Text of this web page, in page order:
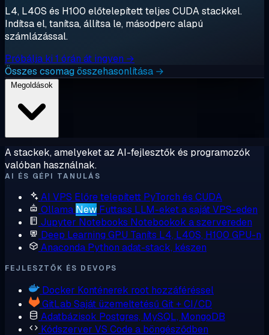
L4, L40S és H100 előtelepített teljes CUDA stackkel.
Indítsa el, tanítsa, állítsa le, másodperc alapú
számlázással.
Próbálja ki 1 órán át ingyen →
Összes csomag összehasonlítása →
A stackek, amelyeket az AI-fejlesztők és programozók
valóban használnak.
AI ÉS GÉPI TANULÁS
AI VPS Előre telepített PyTorch és CUDA
Ollama New Futtass LLM-eket a saját VPS-eden
Jupyter Notebooks Notebookok a szervereden
Deep Learning GPU Taníts L4, L40S, H100 GPU-n
Anaconda Python adat-stack, készen
FEJLESZTŐK ÉS DEVOPS
Docker Konténerek root hozzáféréssel
GitLab Saját üzemeltetésű Git + CI/CD
Adatbázisok Postgres, MySQL, MongoDB
Kódszerver VS Code a böngésződben